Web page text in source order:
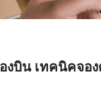
งบิน เทคนิคจอ